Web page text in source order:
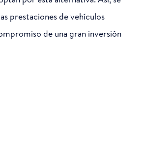
prestaciones de vehículos
de una gran inversión